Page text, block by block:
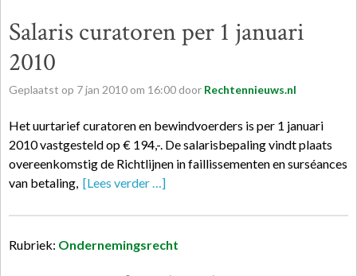
Salaris curatoren per 1 januari
2010
Geplaatst op 7jan 2010 om 16:00 door Rechtennieuws.nl
Het uurtarief curatoren en bewindvoerders is per 1 januari
2010 vastgesteld op € 194,-. De salarisbepaling vindt plaats
overeenkomstig de Richtlijnen in faillissementen en surséances
van betaling, [Lees verder …]
Rubriek: Ondernemingsrecht